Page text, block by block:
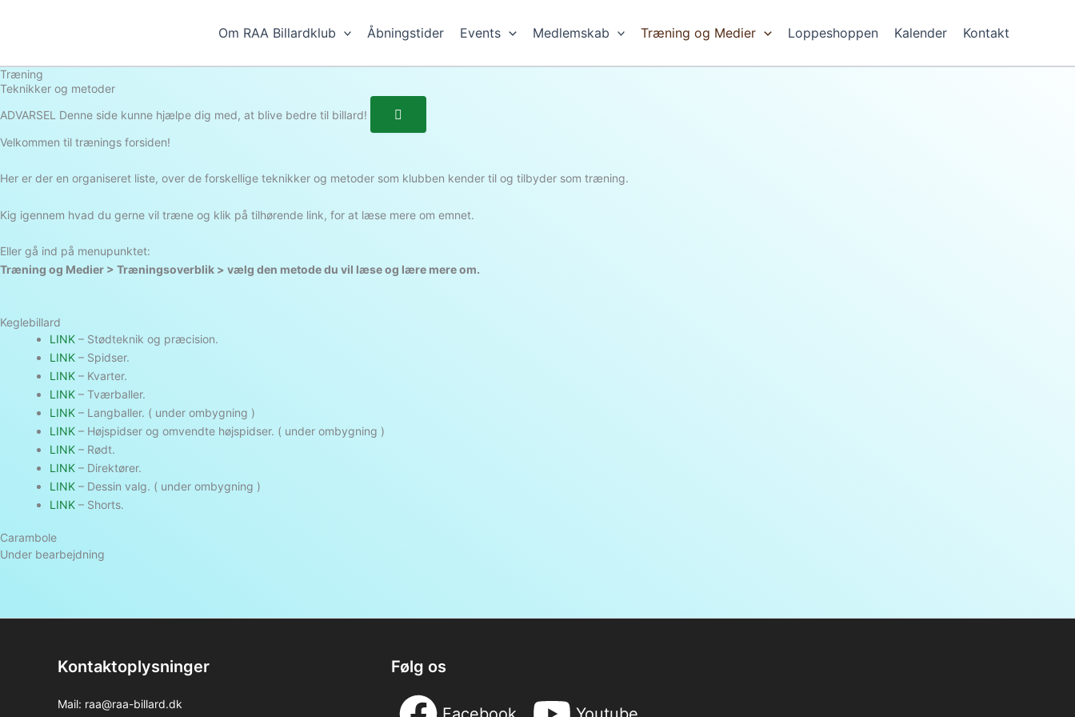
Om RAA Billardklub Åbningstider Events Medlemskab Træning og Medier Loppeshoppen Kalender Kontakt
Træning
Teknikker og metoder
ADVARSEL Denne side kunne hjælpe dig med, at blive bedre til billard!
Velkommen til trænings forsiden!
Her er der en organiseret liste, over de forskellige teknikker og metoder som klubben kender til og tilbyder som træning.
Kig igennem hvad du gerne vil træne og klik på tilhørende link, for at læse mere om emnet.
Eller gå ind på menupunktet:
Træning og Medier > Træningsoverblik > vælg den metode du vil læse og lære mere om.
Keglebillard
LINK – Stødteknik og præcision.
LINK – Spidser.
LINK – Kvarter.
LINK – Tværballer.
LINK – Langballer. ( under ombygning )
LINK – Højspidser og omvendte højspidser. ( under ombygning )
LINK – Rødt.
LINK – Direktører.
LINK – Dessin valg. ( under ombygning )
LINK – Shorts.
Carambole
Under bearbejdning
Kontaktoplysninger
Mail: raa@raa-billard.dk
Følg os